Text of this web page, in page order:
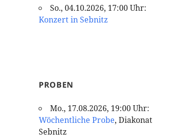
So., 04.10.2026, 17:00 Uhr:
Konzert in Sebnitz
PROBEN
Mo., 17.08.2026, 19:00 Uhr:
Wöchentliche Probe, Diakonat
Sebnitz